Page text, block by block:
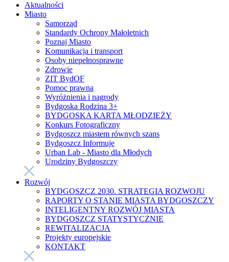
Aktualności
Miasto
Samorząd
Standardy Ochrony Małoletnich
Poznaj Miasto
Komunikacja i transport
Osoby niepełnosprawne
Zdrowie
ZIT BydOF
Pomoc prawna
Wyróżnienia i nagrody
Bydgoska Rodzina 3+
BYDGOSKA KARTA MŁODZIEŻY
Konkurs Fotograficzny
Bydgoszcz miastem równych szans
Bydgoszcz Informuje
Urban Lab - Miasto dla Młodych
Urodziny Bydgoszczy
Rozwój
BYDGOSZCZ 2030. STRATEGIA ROZWOJU
RAPORTY O STANIE MIASTA BYDGOSZCZY
INTELIGENTNY ROZWÓJ MIASTA
BYDGOSZCZ STATYSTYCZNIE
REWITALIZACJA
Projekty europejskie
KONTAKT